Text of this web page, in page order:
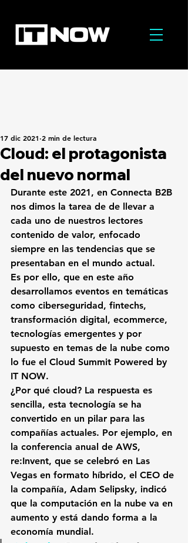
Cloud: el protagonista
del nuevo normal
17 dic 2021 2 min de lectura
Durante este 2021, en Connecta B2B
nos dimos la tarea de de llevar a
cada uno de nuestros lectores
contenido de valor, enfocado
siempre en las tendencias que se
presentaban en el mundo actual.
Es por ello, que en este año
desarrollamos eventos en temáticas
como ciberseguridad, fintechs,
transformación digital, ecommerce,
tecnologías emergentes y por
supuesto en temas de la nube como
lo fue el Cloud Summit Powered by
IT NOW.
¿Por qué cloud? La respuesta es
sencilla, esta tecnología se ha
convertido en un pilar para las
compañías actuales. Por ejemplo, en
la conferencia anual de AWS,
re:Invent, que se celebró en Las
Vegas en formato híbrido, el CEO de
la compañía, Adam Selipsky, indicó
que la computación en la nube va en
aumento y está dando forma a la
economía mundial.